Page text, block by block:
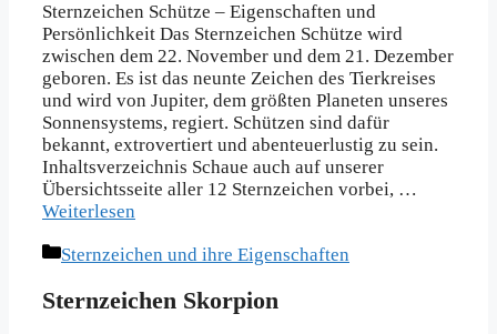
Sternzeichen Schütze – Eigenschaften und
Persönlichkeit Das Sternzeichen Schütze wird
zwischen dem 22. November und dem 21. Dezember
geboren. Es ist das neunte Zeichen des Tierkreises
und wird von Jupiter, dem größten Planeten unseres
Sonnensystems, regiert. Schützen sind dafür
bekannt, extrovertiert und abenteuerlustig zu sein.
Inhaltsverzeichnis Schaue auch auf unserer
Übersichtsseite aller 12 Sternzeichen vorbei, …
Weiterlesen
Kategorien
Sternzeichen und ihre Eigenschaften
Sternzeichen Skorpion